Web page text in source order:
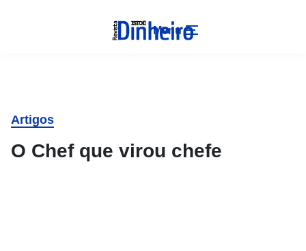
Menu
Artigos
O Chef que virou chefe